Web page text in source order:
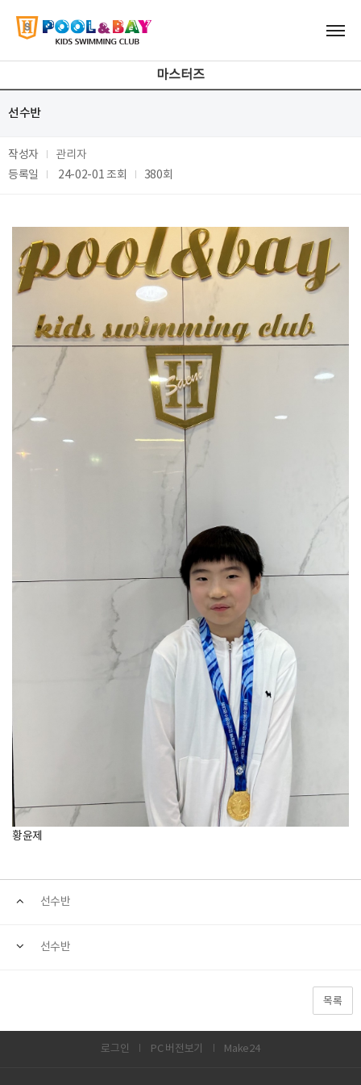
마스터즈
선수반
작성자
관리자
등록일
24-02-01조회 380회
황윤제
선수반
선수반
목록
로그인 PC 버전보기 Make24